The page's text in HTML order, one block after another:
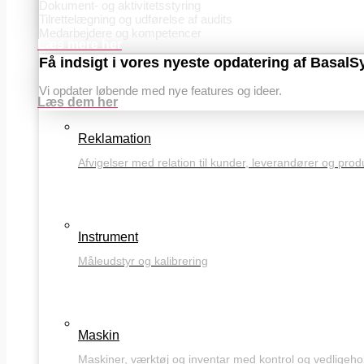
Dokument- og aktivitetsstyring
Tilrettelægning og udførelse af audits
Medarbejdere og kompetencer
Få indsigt i vores nyeste opdatering af
Vi opdater løbende med nye features og ideer.
Læs dem her
Reklamation
Afvigelser med relation til kunder, leverandører og
Instrument
Måleudstyr og kalibrering
Maskin
Maskiner, værktøj og inventar med kontrol og